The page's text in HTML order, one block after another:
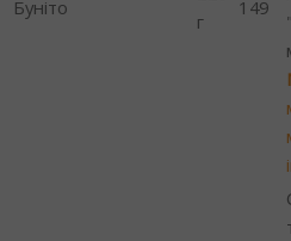
Буніто
г
149